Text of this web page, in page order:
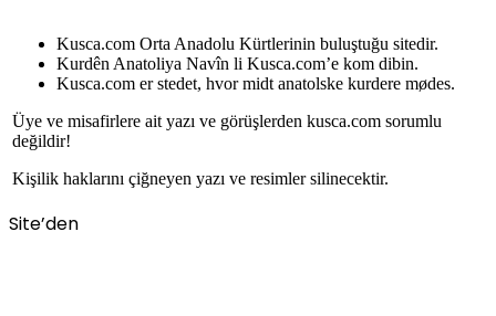
Kusca.com Orta Anadolu Kürtlerinin buluştuğu sitedir.
Kurdên Anatoliya Navîn li Kusca.com’e kom dibin.
Kusca.com er stedet, hvor midt anatolske kurdere mødes.
Üye ve misafirlere ait yazı ve görüşlerden kusca.com sorumlu
değildir!
Kişilik haklarını çiğneyen yazı ve resimler silinecektir.
Site’den